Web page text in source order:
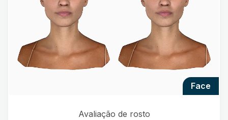
face
Avaliação de rosto